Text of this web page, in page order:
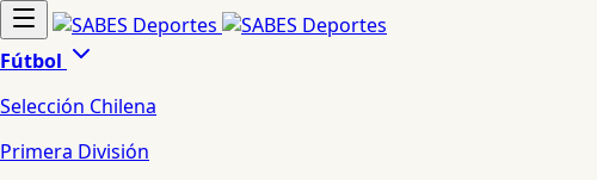
Fútbol
Selección Chilena
Primera División